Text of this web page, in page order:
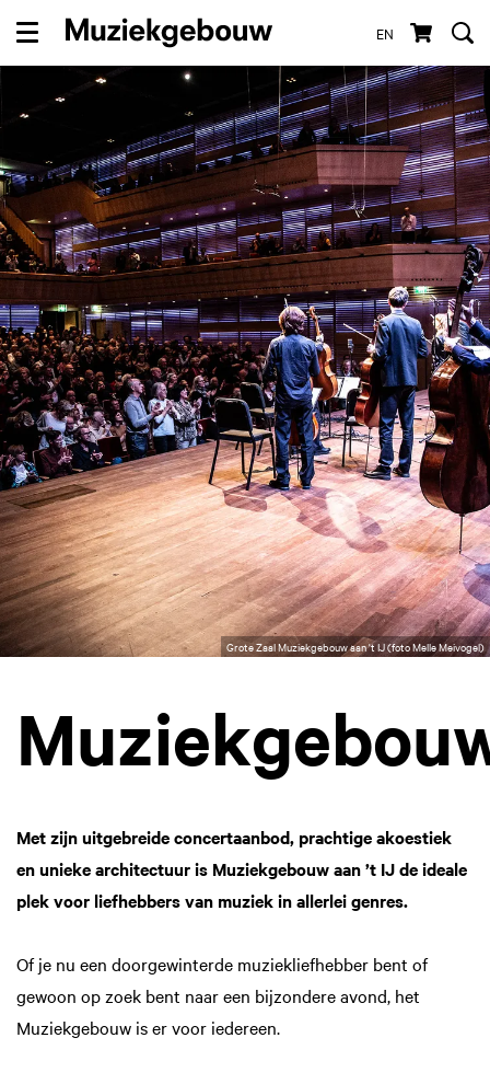
EN
Menu
Grote Zaal Muziekgebouw aan 't IJ (foto Melle Meivogel)
Met zijn uitgebreide concertaanbod, prachtige akoestiek
en unieke architectuur is Muziekgebouw aan ’t IJ de ideale
plek voor liefhebbers van muziek in allerlei genres.
Of je nu een doorgewinterde muziekliefhebber bent of
gewoon op zoek bent naar een bijzondere avond, het
Muziekgebouw is er voor iedereen.